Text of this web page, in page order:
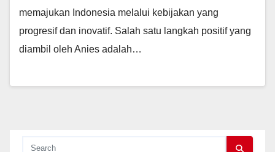
memajukan Indonesia melalui kebijakan yang
progresif dan inovatif. Salah satu langkah positif yang
diambil oleh Anies adalah…